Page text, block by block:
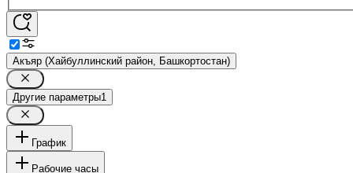
Акъяр (Хайбуллинский район, Башкортостан)
Другие параметры1
График
Рабочие часы